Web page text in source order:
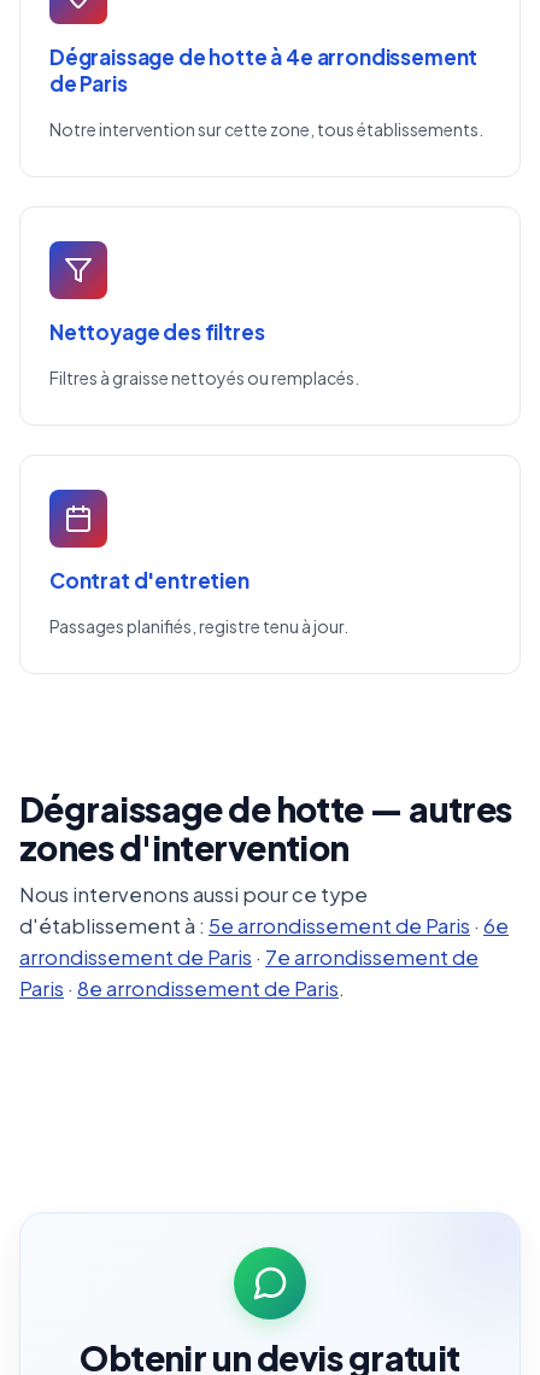
Dégraissage de hotte à 4e arrondissement
de Paris
Notre intervention sur cette zone, tous établissements.
Nettoyage des filtres
Filtres à graisse nettoyés ou remplacés.
Contrat d'entretien
Passages planifiés, registre tenu à jour.
Dégraissage de hotte — autres
zones d'intervention
Nous intervenons aussi pour ce type
d'établissement à : 5e arrondissement de Paris · 6e
arrondissement de Paris · 7e arrondissement de
Paris · 8e arrondissement de Paris.
Obtenir un devis gratuit